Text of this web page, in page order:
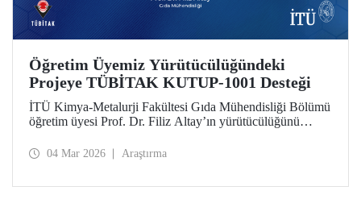
Öğretim Üyemiz Yürütücülüğündeki
Projeye TÜBİTAK KUTUP-1001 Desteği
İTÜ Kimya-Metalurji Fakültesi Gıda Mühendisliği Bölümü
öğretim üyesi Prof. Dr. Filiz Altay’ın yürütücülüğünü
Programı kapsamında desteğe değer görüldü.
04 Mar 2026 Araştırma